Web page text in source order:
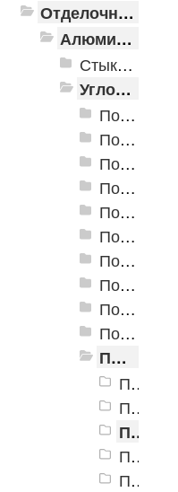
Отделочные профили
Алюминиевые пороги
Стыкоперекрывающие алюминиевые пороги
Угловые алюминиевые пороги
Пороги алюминиевые ПУ-01 24x10 мм
Пороги алюминиевые ПУ-02 54x41,8 мм
Пороги алюминиевые ПУ-03 24x18 мм
Пороги алюминиевые ПУ-04 30x27 мм
Пороги алюминиевые ПУ-05-1 24x10 мм
Пороги алюминиевые ПУ-05 20x20 мм
Пороги алюминиевые ПУ-06 40x20 мм
Пороги алюминиевые угловые Д-1 24х10 мм
Пороги алюминиевые угловые Д-3 24х20 мм
Пороги алюминиевые угловые Д-4 32,7х30 мм
Пороги алюминиевые угловые Д-9 25х25,5 мм
Порог алюминиевый угловой Д-9 25x25,5 мм, Алюминиевый антик
Порог алюминиевый угловой Д-9 25x25,5 мм, Бронза РЕ
Порог алюминиевый угловой Д-9 25x25,5 мм, Бронза темно-матовая РЕ
Порог алюминиевый угловой Д-9 25x25,5 мм, Бронзовый антик
Порог алюминиевый угловой Д-9 25x25,5 мм, Золото КЕ